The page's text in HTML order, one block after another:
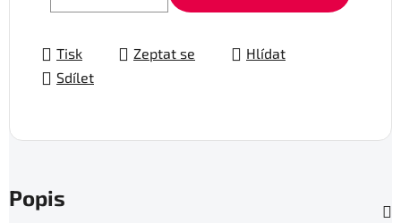
Tisk Zeptat se
Hlídat
Sdílet
Popis